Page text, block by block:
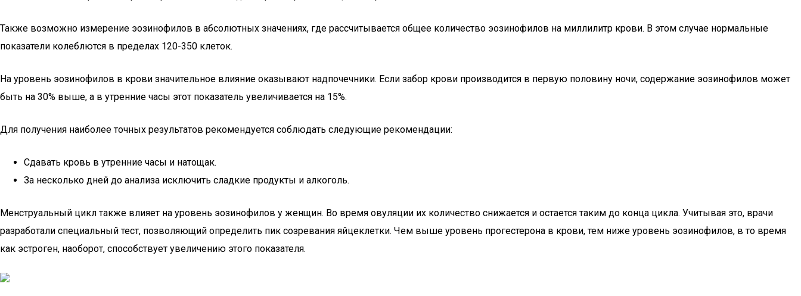
Также возможно измерение эозинофилов в абсолютных значениях, где рассчитывается общее количество эозинофилов на миллилитр крови. В этом случае нормальные
показатели колеблются в пределах 120-350 клеток.
На уровень эозинофилов в крови значительное влияние оказывают надпочечники. Если забор крови производится в первую половину ночи, содержание эозинофилов может
быть на 30% выше, а в утренние часы этот показатель увеличивается на 15%.
Для получения наиболее точных результатов рекомендуется соблюдать следующие рекомендации:
Сдавать кровь в утренние часы и натощак.
За несколько дней до анализа исключить сладкие продукты и алкоголь.
Менструальный цикл также влияет на уровень эозинофилов у женщин. Во время овуляции их количество снижается и остается таким до конца цикла. Учитывая это, врачи
разработали специальный тест, позволяющий определить пик созревания яйцеклетки. Чем выше уровень прогестерона в крови, тем ниже уровень эозинофилов, в то время
как эстроген, наоборот, способствует увеличению этого показателя.